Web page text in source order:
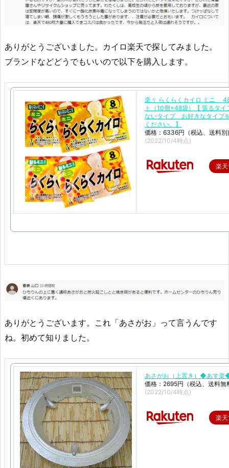
ありがとうございました。カイロ楽天で探してみました。
ブランドなどどうでもいいので以下を購入します。
楽々 らくらくカイロ ミニ
ト（10個×48袋）【 張るタイ
ないタイプ お好きなタイプ
ください。】
価格：6336円（税込、送料別)
(2022/10/4時点)
楽
ありがとうございます。これ「あさがお」って言うんです
ね。初めて知りました。
あさがお（上置き）◆あす
価格：2695円（税込、送料無
(2022/10/4時点)
楽